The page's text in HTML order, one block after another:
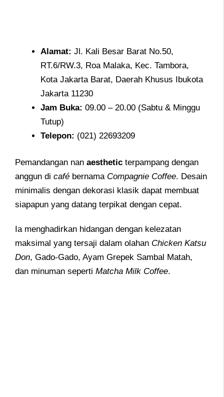
Alamat: Jl. Kali Besar Barat No.50,
RT.6/RW.3, Roa Malaka, Kec. Tambora,
Kota Jakarta Barat, Daerah Khusus Ibukota
Jakarta 11230
Jam Buka: 09.00 – 20.00 (Sabtu & Minggu
Tutup)
Telepon: (021) 22693209
Pemandangan nan aesthetic terpampang dengan
anggun di café bernama Compagnie Coffee. Desain
minimalis dengan dekorasi klasik dapat membuat
siapapun yang datang terpikat dengan cepat.
Ia menghadirkan hidangan dengan kelezatan
maksimal yang tersaji dalam olahan Chicken Katsu
Don, Gado-Gado, Ayam Grepek Sambal Matah,
dan minuman seperti Matcha Milk Coffee.